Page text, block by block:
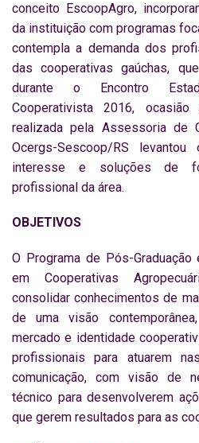
conceito EscoopAgro,
da instituição com programas
contempla a demanda dos
das cooperativas gaúchas,
durante o Encontro
Cooperativista 2016,
realizada pela Assessoria de
Ocergs-Sescoop/RS
interesse e soluções de
profissional da área.
OBJETIVOS
O Programa de Pós-
em Cooperativas
consolidar conhecimentos de
de uma visão
mercado e identidade
profissionais para atuarem
comunicação, com visão de
técnico para desenvolverem
que gerem resultados para as